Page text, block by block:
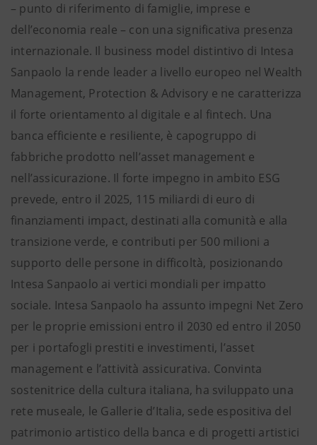
– punto di riferimento di famiglie, imprese e
dell’economia reale – con una significativa presenza
internazionale. Il business model distintivo di Intesa
Sanpaolo la rende leader a livello europeo nel Wealth
Management, Protection & Advisory e ne caratterizza
il forte orientamento al digitale e al fintech. Una
banca efficiente e resiliente, è capogruppo di
fabbriche prodotto nell’asset management e
nell’assicurazione. Il forte impegno in ambito ESG
prevede, entro il 2025, 115 miliardi di euro di
finanziamenti impact, destinati alla comunità e alla
transizione verde, e contributi per 500 milioni a
supporto delle persone in difficoltà, posizionando
Intesa Sanpaolo ai vertici mondiali per impatto
sociale. Intesa Sanpaolo ha assunto impegni Net Zero
per le proprie emissioni entro il 2030 ed entro il 2050
per i portafogli prestiti e investimenti, l’asset
management e l’attività assicurativa. Convinta
sostenitrice della cultura italiana, ha sviluppato una
rete museale, le Gallerie d’Italia, sede espositiva del
patrimonio artistico della banca e di progetti artistici